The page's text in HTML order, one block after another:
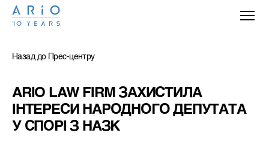
Назад до Прес-центру
ARIO LAW FIRM ЗАХИСТИЛА
ІНТЕРЕСИ НАРОДНОГО ДЕПУТАТА
У СПОРІ З НАЗК